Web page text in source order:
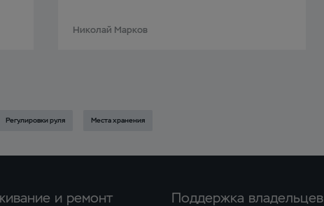
Николай Марков
Регулировки руля Места хранения
и ремонт Поддержка владельцев